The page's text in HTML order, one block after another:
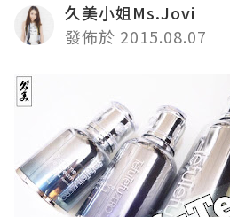
久美小姐Ms.Jovi
發佈於 2015.08.07